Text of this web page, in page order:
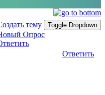
тему
Toggle Dropdown
Опрос
Ответить